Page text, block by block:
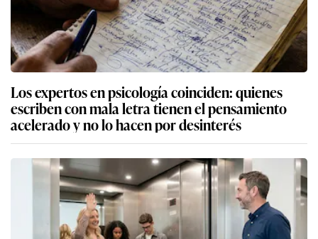
Los expertos en psicología coinciden: quienes
escriben con mala letra tienen el pensamiento
acelerado y no lo hacen por desinterés